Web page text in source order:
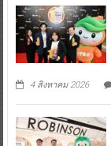
4 สิงหาคม 2026